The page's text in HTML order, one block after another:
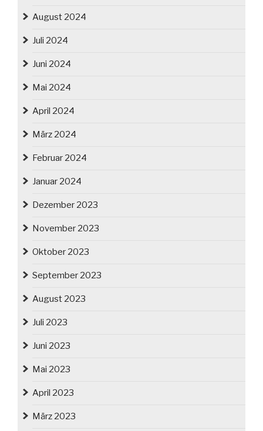
August 2024
Juli 2024
Juni 2024
Mai 2024
April 2024
März 2024
Februar 2024
Januar 2024
Dezember 2023
November 2023
Oktober 2023
September 2023
August 2023
Juli 2023
Juni 2023
Mai 2023
April 2023
März 2023